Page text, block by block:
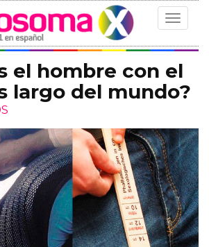
Toggle
el hombre con el
largo del mundo?